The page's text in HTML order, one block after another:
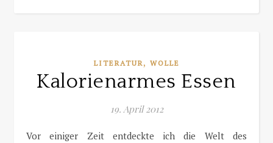
LITERATUR, WOLLE
Kalorienarmes Essen
19. April 2012
Vor einiger Zeit entdeckte ich die Welt des